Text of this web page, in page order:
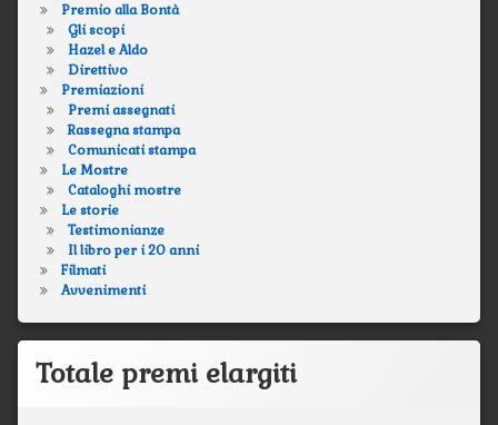
Premio alla Bontà
Gli scopi
Hazel e Aldo
Direttivo
Premiazioni
Premi assegnati
Rassegna stampa
Comunicati stampa
Le Mostre
Cataloghi mostre
Le storie
Testimonianze
Il libro per i 20 anni
Filmati
Avvenimenti
Totale premi elargiti